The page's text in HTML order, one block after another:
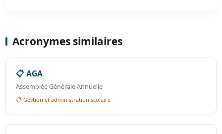
Acronymes similaires
📋 AGA
Assemblée Générale Annuelle
📋 Gestion et administration scolaire